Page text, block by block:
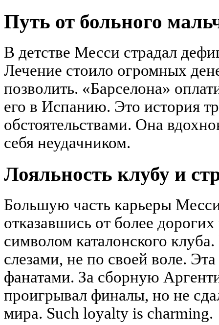
Путь от больного
В детстве Месси страдал
Лечение стоило огромных
позволить. «Барселона»
его в Испанию. Это история
обстоятельствами. Она
себя неудачником.
Лояльность клубу и
Большую часть карьеры
отказавшись от более
символом каталонского
слезами, не по своей воле.
фанатами. За сборную
проигрывал финалы, но не
мира. Such loyalty is charming.